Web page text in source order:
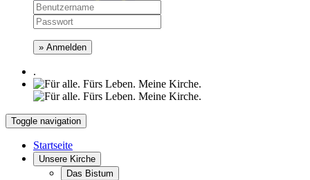
» Anmelden
.
Toggle navigation
Startseite
Unsere Kirche
Das Bistum